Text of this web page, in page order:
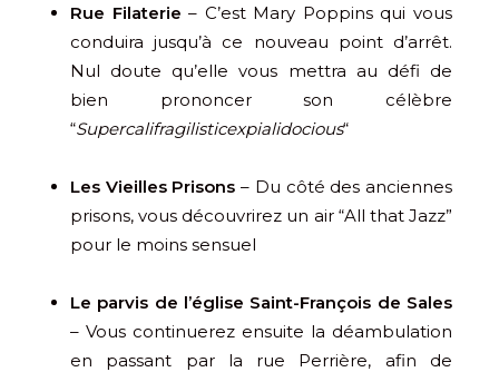
Rue Filaterie – C’est Mary Poppins qui vous
conduira jusqu’à ce nouveau point d’arrêt.
Nul doute qu’elle vous mettra au défi de
bien prononcer son célèbre
“Supercalifragilisticexpialidocious“
Les Vieilles Prisons – Du côté des anciennes
prisons, vous découvrirez un air “All that Jazz”
pour le moins sensuel
Le parvis de l’église Saint-François de Sales
– Vous continuerez ensuite la déambulation
en passant par la rue Perrière, afin de